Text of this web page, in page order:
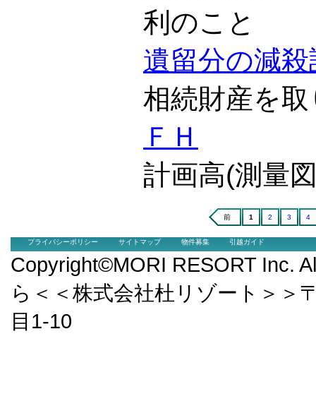
利のこと
遺留分の減
相続財産を
ＦＨ
計画高(測量
前 1 2 3 4
プライバシーポリシー サイトマップ 物件募集 引越ガイド
Copyright©MORI RESORT Inc.
ら＜＜株式会社杜リゾート＞＞
目1-10